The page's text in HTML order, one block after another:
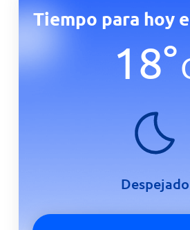
Tiempo para hoy
18°
Despejado